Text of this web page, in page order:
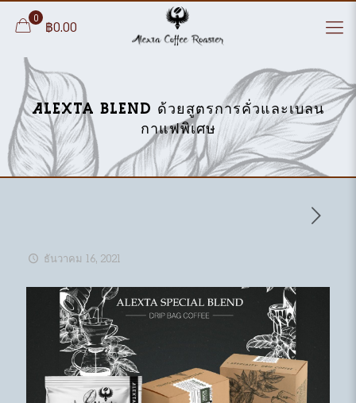
0
฿0.00
Alexta Blend ด้วยสูตรการคั่วและเบลน
กาแฟพิเศษ
ธันวาคม 16, 2021